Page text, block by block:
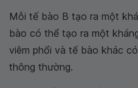
Mỗi tế bào B tạo ra một
bào có thể tạo ra một
viêm phổi và tế bào khác
thông thường.